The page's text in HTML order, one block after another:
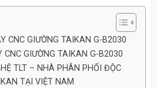
CNC GIƯỜNG TAIKAN G-B2030
GIƯỜNG TAIKAN G-B2030
TLT – NHÀ PHÂN PHỐI ĐỘC
TẠI VIỆT NAM